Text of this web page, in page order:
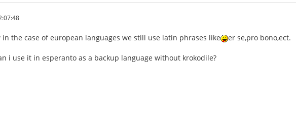
in the case of european languages we still use latin phrases like er se,pro bono,ect.
i use it in esperanto as a backup language without krokodile?